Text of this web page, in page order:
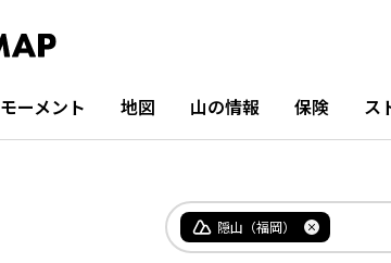
モーメント 地図 山の情報 保険 ス
隠山（福岡）